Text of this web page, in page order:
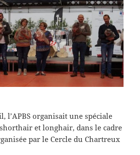
l’APBS organisait une spéciale
et longhair, dans le cadre
par le Cercle du Chartreux